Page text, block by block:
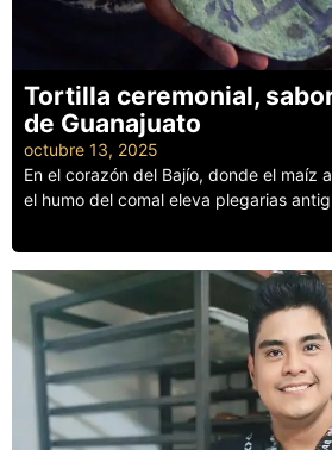
Tortilla ceremonial,
de Guanajuato
octubre 13, 2025
En el corazón del Bajío, donde el maíz
el humo del comal eleva plegarias